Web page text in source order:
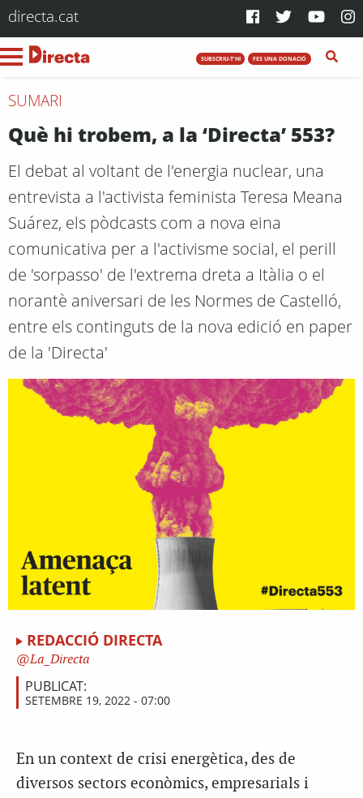
directa.cat
SUBSCRIU-T'HI FES UNA DONACIÓ
SUMARI
Què hi trobem, a la ‘Directa’ 553?
El debat al voltant de l'energia nuclear, una
entrevista a l'activista feminista Teresa Meana
Suárez, els pòdcasts com a nova eina
comunicativa per a l'activisme social, el perill
de 'sorpasso' de l'extrema dreta a Itàlia o el
norantè aniversari de les Normes de Castelló,
entre els continguts de la nova edició en paper
de la 'Directa'
REDACCIÓ DIRECTA
La_Directa
PUBLICAT:
SETEMBRE 19, 2022 - 07:00
En un context de crisi energètica, des de
diversos sectors econòmics, empresarials i